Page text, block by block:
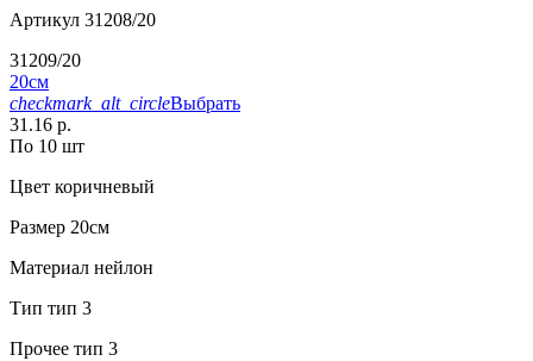
Артикул 31208/20
31209/20
20см
checkmark_alt_circleВыбрать
31.16 р.
По 10 шт
Цвет коричневый
Размер 20см
Материал нейлон
Тип тип 3
Прочее тип 3